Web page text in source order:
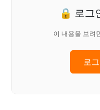
🔒 로그
이 내용을 보려
로